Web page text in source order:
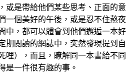
或是帶給他們某些思考、正面的意
一個美好的午後，或是忍不住熬夜
中，都可以體會到他們邂逅一本好
期閱讀的網誌中，突然發現提到自
哩），而且，瞭解同一本書給不同
是一件很有趣的事。